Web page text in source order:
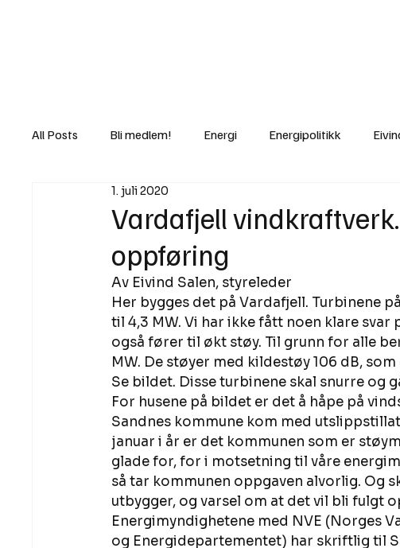
All Posts Bli medlem! Energi Energipolitikk
Lov og rett Lovbrudd
Rettslige skritt i Klartekst
Vardafjell
oppføring
1. juli 2020
Av Eivind Salen, styreleder
Her bygges det på Vardafjell. Turbinene
til 4,3 MW. Vi har ikke fått noen klare
også fører til økt støy. Til grunn for alle
MW. De støyer med kildestøy 106 dB,
Se bildet. Disse turbinene skal snurre og
For husene på bildet er det å håpe på
Sandnes kommune kom med
januar i år er det kommunen som er
glade for, for i motsetning til våre
så tar kommunen oppgaven alvorlig. Og
utbygger, og varsel om at det vil bli fulgt
Energimyndighetene med NVE (Norges
og Energidepartementet) har skriftlig til